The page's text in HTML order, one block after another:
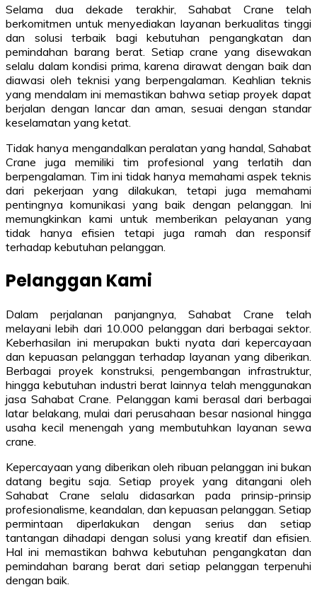
Selama dua dekade terakhir, Sahabat Crane telah
berkomitmen untuk menyediakan layanan berkualitas tinggi
dan solusi terbaik bagi kebutuhan pengangkatan dan
pemindahan barang berat. Setiap crane yang disewakan
selalu dalam kondisi prima, karena dirawat dengan baik dan
diawasi oleh teknisi yang berpengalaman. Keahlian teknis
yang mendalam ini memastikan bahwa setiap proyek dapat
berjalan dengan lancar dan aman, sesuai dengan standar
keselamatan yang ketat.
Tidak hanya mengandalkan peralatan yang handal, Sahabat
Crane juga memiliki tim profesional yang terlatih dan
berpengalaman. Tim ini tidak hanya memahami aspek teknis
dari pekerjaan yang dilakukan, tetapi juga memahami
pentingnya komunikasi yang baik dengan pelanggan. Ini
memungkinkan kami untuk memberikan pelayanan yang
tidak hanya efisien tetapi juga ramah dan responsif
terhadap kebutuhan pelanggan.
Pelanggan Kami
Dalam perjalanan panjangnya, Sahabat Crane telah
melayani lebih dari 10.000 pelanggan dari berbagai sektor.
Keberhasilan ini merupakan bukti nyata dari kepercayaan
dan kepuasan pelanggan terhadap layanan yang diberikan.
Berbagai proyek konstruksi, pengembangan infrastruktur,
hingga kebutuhan industri berat lainnya telah menggunakan
jasa Sahabat Crane. Pelanggan kami berasal dari berbagai
latar belakang, mulai dari perusahaan besar nasional hingga
usaha kecil menengah yang membutuhkan layanan sewa
crane.
Kepercayaan yang diberikan oleh ribuan pelanggan ini bukan
datang begitu saja. Setiap proyek yang ditangani oleh
Sahabat Crane selalu didasarkan pada prinsip-prinsip
profesionalisme, keandalan, dan kepuasan pelanggan. Setiap
permintaan diperlakukan dengan serius dan setiap
tantangan dihadapi dengan solusi yang kreatif dan efisien.
Hal ini memastikan bahwa kebutuhan pengangkatan dan
pemindahan barang berat dari setiap pelanggan terpenuhi
dengan baik.